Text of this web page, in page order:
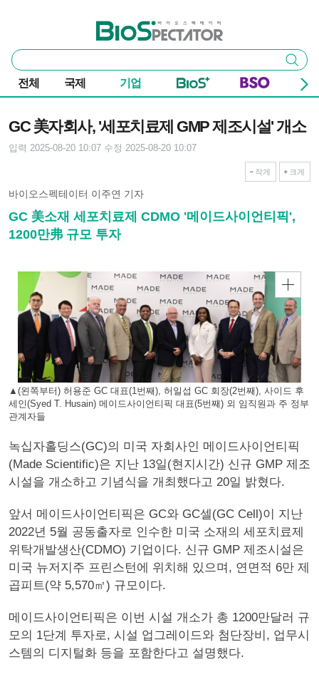
바이오스펙테이터
통
합
검
색
검색
전체 국제 기업
GC 美자회사, '세포치료제 GMP 제조시설' 개소
입력 2025-08-20 10:07 수정 2025-08-20 10:07
작게 크게
바이오스펙테이터 이주연 기자
GC 美소재 세포치료제 CDMO '메이드사이언티픽',
1200만弗 규모 투자
▲(왼쪽부터) 허용준 GC 대표(1번째), 허일섭 GC 회장(2번째), 사이드 후
세인(Syed T. Husain) 메이드사이언티픽 대표(5번째) 외 임직원과 주 정부
관계자들
녹십자홀딩스(GC)의 미국 자회사인 메이드사이언티픽
(Made Scientific)은 지난 13일(현지시간) 신규 GMP 제조
시설을 개소하고 기념식을 개최했다고 20일 밝혔다.
앞서 메이드사이언티픽은 GC와 GC셀(GC Cell)이 지난
2022년 5월 공동출자로 인수한 미국 소재의 세포치료제
위탁개발생산(CDMO) 기업이다. 신규 GMP 제조시설은
미국 뉴저지주 프린스턴에 위치해 있으며, 연면적 6만 제
곱피트(약 5,570㎡) 규모이다.
메이드사이언티픽은 이번 시설 개소가 총 1200만달러 규
모의 1단계 투자로, 시설 업그레이드와 첨단장비, 업무시
스템의 디지털화 등을 포함한다고 설명했다.